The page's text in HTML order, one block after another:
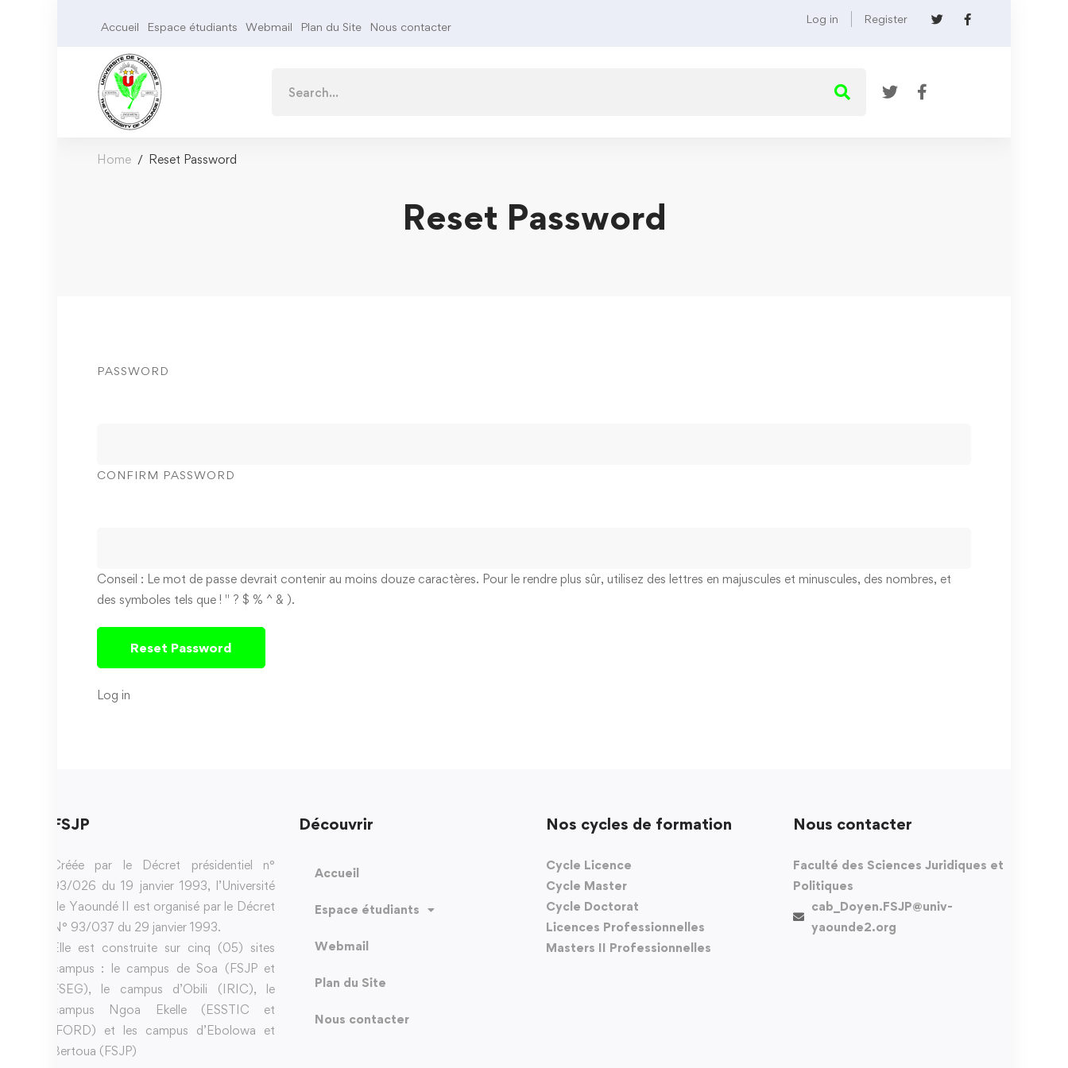
Accueil Espace étudiants Webmail Plan du Site Nous contacter
Log in Register
Home Reset Password
Reset Password
PASSWORD
CONFIRM PASSWORD
Conseil : Le mot de passe devrait contenir au moins douze caractères. Pour le rendre plus sûr, utilisez des lettres en majuscules et minuscules, des nombres, et
des symboles tels que ! " ? $ % ^ & ).
Log in
FSJP
Créée par le Décret présidentiel n°
93/026 du 19 janvier 1993, l’Université
de Yaoundé II est organisé par le Décret
N° 93/037 du 29 janvier 1993.
Elle est construite sur cinq (05) sites
campus : le campus de Soa (FSJP et
FSEG), le campus d’Obili (IRIC), le
campus Ngoa Ekelle (ESSTIC et
IFORD) et les campus d’Ebolowa et
Bertoua (FSJP)
Découvrir
Accueil
Espace étudiants
Webmail
Plan du Site
Nous contacter
Nos cycles de formation
Cycle Licence
Cycle Master
Cycle Doctorat
Licences Professionnelles
Masters II Professionnelles
Nous contacter
Faculté des Sciences Juridiques et
Politiques
cab_Doyen.FSJP@univ-
yaounde2.org